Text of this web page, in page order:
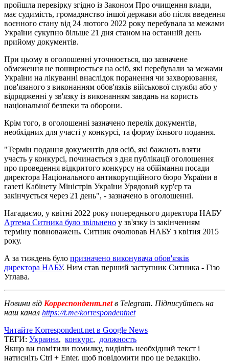
пройшла перевірку згідно із Законом Про очищення влади,
має судимість, громадянство іншої держави або після введення
воєнного стану від 24 лютого 2022 року перебувала за межами
України сукупно більше 21 дня станом на останній день
прийому документів.
При цьому в оголошенні уточнюється, що зазначене
обмеження не поширюється на осіб, які перебували за межами
України на лікуванні внаслідок поранення чи захворювання,
пов'язаного з виконанням обов'язків військової служби або у
відрядженні у зв'язку із виконанням завдань на користь
національної безпеки та оборони.
Крім того, в оголошенні зазначено перелік документів,
необхідних для участі у конкурсі, та форму їхнього подання.
"Термін подання документів для осіб, які бажають взяти
участь у конкурсі, починається з дня публікації оголошення
про проведення відкритого конкурсу на обіймання посади
директора Національного антикорупційного бюро України в
газеті Кабінету Міністрів України Урядовий кур'єр та
закінчується через 21 день", - зазначено в оголошенні.
Нагадаємо, у квітні 2022 року попереднього директора НАБУ
Артема Ситника було звільнено у зв'язку із закінченням
терміну повноважень. Ситник очолював НАБУ з квітня 2015
року.
А за тиждень було призначено виконувача обов'язків
директора НАБУ. Ним став перший заступник Ситника - Гізо
Углава.
Новини від Корреспондент.netв Telegram. Підписуйтесь на
наш канал https://t.me/korrespondentnet
Читайте Korrespondent.net в Google News
ТЕГИ: Украина, конкурс, должность
Якщо ви помітили помилку, виділіть необхідний текст і
натисніть Ctrl + Enter, щоб повідомити про це редакцію.